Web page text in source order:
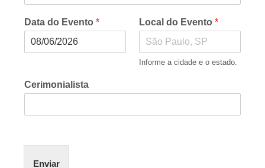
Data do Evento * Local do Evento *
Informe a cidade e o estado.
Cerimonialista
Enviar